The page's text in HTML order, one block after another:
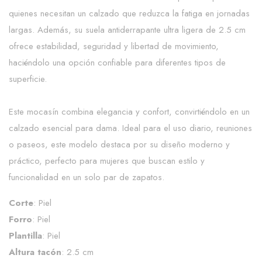
quienes necesitan un calzado que reduzca la fatiga en jornadas
largas. Además, su suela antiderrapante ultra ligera de 2.5 cm
ofrece estabilidad, seguridad y libertad de movimiento,
haciéndolo una opción confiable para diferentes tipos de
superficie.
Este mocasín combina elegancia y confort, convirtiéndolo en un
calzado esencial para dama. Ideal para el uso diario, reuniones
o paseos, este modelo destaca por su diseño moderno y
práctico, perfecto para mujeres que buscan estilo y
funcionalidad en un solo par de zapatos.
Corte: Piel
Forro: Piel
Plantilla: Piel
Altura tacón: 2.5 cm